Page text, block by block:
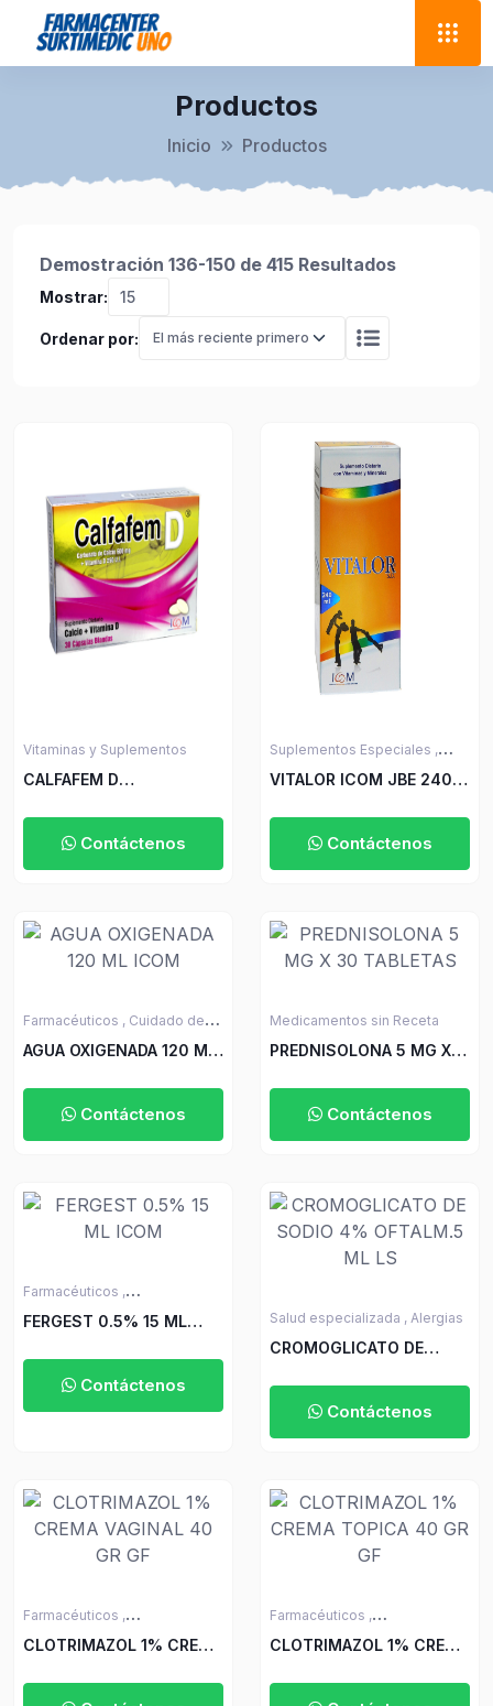
Productos
Inicio Productos
Demostración 136-150 de 415 Resultados
Mostrar:
Ordenar por:
Vitaminas y Suplementos
CALFAFEM D
CAP.BLAN ICOM
Contáctenos
Suplementos Especiales ,
Salud y Bienestar
VITALOR ICOM JBE 240
Contáctenos
Farmacéuticos , Cuidado de
Heridas y Primeros Auxilios
AGUA OXIGENADA 120 ML
Contáctenos
Medicamentos sin Receta
PREDNISOLONA 5 MG X
Contáctenos
Farmacéuticos ,
Medicamentos sin Receta
FERGEST 0.5% 15 ML
Contáctenos
Salud especializada , Alergias
CROMOGLICATO DE
LS
Contáctenos
Farmacéuticos ,
Medicamentos sin Receta
CLOTRIMAZOL 1% CREMA
Farmacéuticos ,
Medicamentos sin Receta
CLOTRIMAZOL 1% CREMA